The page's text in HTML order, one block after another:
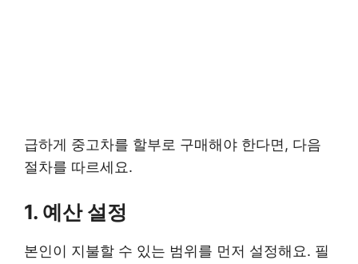
급하게 중고차를 할부로 구매해야 한다면, 다음
절차를 따르세요.
1. 예산 설정
본인이 지불할 수 있는 범위를 먼저 설정해요. 필